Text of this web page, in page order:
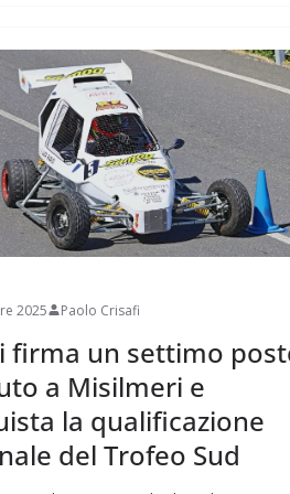
2025 Paolo Crisafi
firma un settimo
a Misilmeri e
la qualificazione
del Trofeo Sud